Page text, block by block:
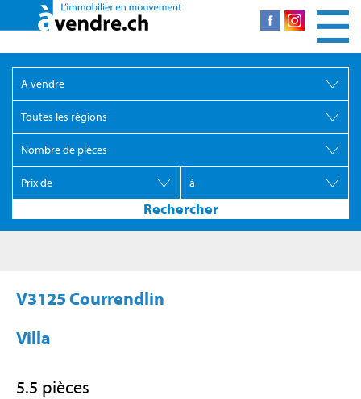
V3125 Courrendlin
Villa
5.5 pièces